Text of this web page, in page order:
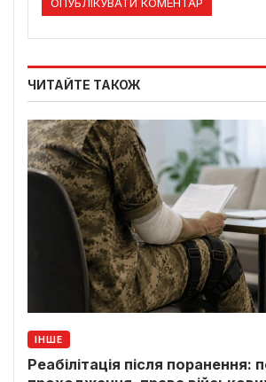
ЧИТАЙТЕ ТАКОЖ
ІНШЕ
Реабілітація після поранення: